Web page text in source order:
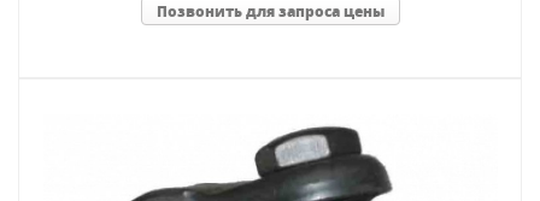
Позвонить для запроса цены